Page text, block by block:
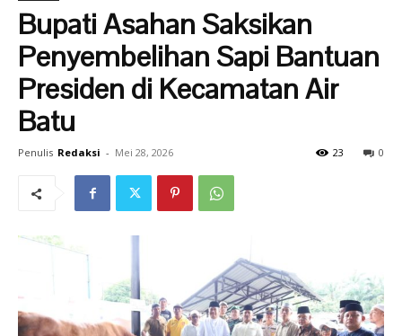
Bupati Asahan Saksikan
Penyembelihan Sapi Bantuan
Presiden di Kecamatan Air
Batu
Penulis Redaksi - Mei 28, 2026 0
23